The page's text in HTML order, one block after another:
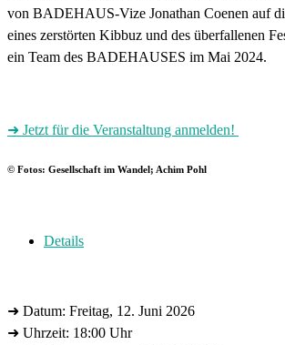
von BADEHAUS-Vize Jonathan Coenen auf
eines zerstörten Kibbuz und des überfallenen
ein Team des BADEHAUSES im Mai 2024.
➜ Jetzt für die Veranstaltung anmelden!
© Fotos: Gesellschaft im Wandel; Achim Pohl
Details
➜ Datum: Freitag, 12. Juni 2026
➜ Uhrzeit: 18:00 Uhr